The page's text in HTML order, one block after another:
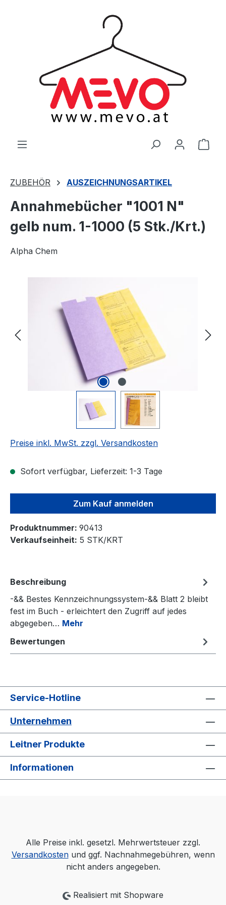
ZUBEHÖR AUSZEICHNUNGSARTIKEL
Annahmebücher "1001 N"
gelb num. 1-1000 (5 Stk./Krt.)
Alpha Chem
Preise inkl. MwSt. zzgl. Versandkosten
Sofort verfügbar, Lieferzeit: 1-3 Tage
Zum Kauf anmelden
Produktnummer: 90413
Verkaufseinheit: 5 STK/KRT
Beschreibung
-&& Bestes Kennzeichnungssystem-&& Blatt 2 bleibt
fest im Buch - erleichtert den Zugriff auf jedes
abgegeben… Mehr
Bewertungen
Service-Hotline
Unternehmen
Leitner Produkte
Informationen
Alle Preise inkl. gesetzl. Mehrwertsteuer zzgl.
Versandkostenund ggf. Nachnahmegebühren, wenn
nicht anders angegeben.
Realisiert mit Shopware